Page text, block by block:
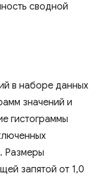
сводной
в наборе данных
значений и
гистограммы
Размеры
запятой от 1,0